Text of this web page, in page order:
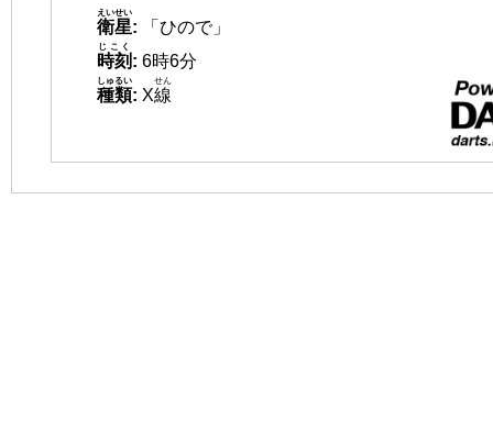
衛星
えいせい
:
「ひので」
時刻
じこく
: 6時6分
種類
しゅるい
: X線
せん